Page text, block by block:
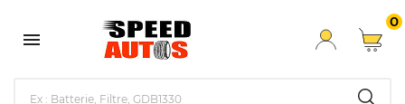

0